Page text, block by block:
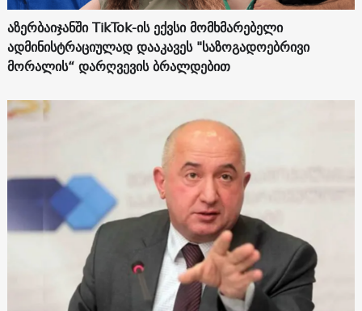
აზერბაიჯანში TikTok-ის ექვსი მომხმარებელი
ადმინისტრაციულად დააკავეს "საზოგადოებრივი
მორალის“ დარღვევის ბრალდებით